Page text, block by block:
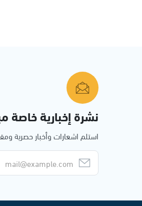
نشرة إخبارية خاصة
استلم اشعارات وأخبار حصرية